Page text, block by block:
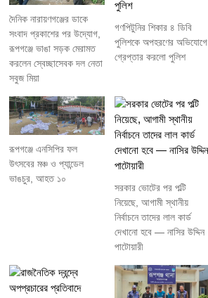
দৈনিক নারায়ণগঞ্জের ডাকে
সংবাদ প্রকাশের পর উদ্যোগ,
রূপগঞ্জে ভাঙা সড়ক মেরামত
করলেন স্বেচ্ছাসেবক দল নেতা
সবুজ মিয়া
গণপিটুনির শিকার ৪ ডিবি
পুলিশকে অপহরণের অভিযোগে
গ্রেপ্তার করলো পুলিশ
রূপগঞ্জে এনসিপির ফল
উৎসবের মঞ্চ ও প্যান্ডেল
ভাঙচুর, আহত ১০
সরকার ভোটের পর পল্টি
নিয়েছে, আগামী স্থানীয়
নির্বাচনে তাদের লাল কার্ড
দেখানো হবে — নাসির উদ্দিন
পাটোয়ারী